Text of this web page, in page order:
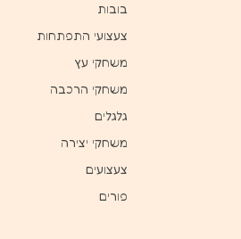
בובות
צעצועי התפתחות
משחקי עץ
משחקי הרכבה
גלגלים
משחקי יצירה
צעצועים
פורים